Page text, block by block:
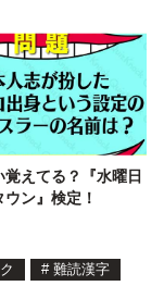
覚えてる？『水曜日
ン』検定！
# 難読漢字